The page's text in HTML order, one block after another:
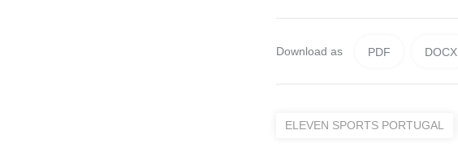
Download as PDF DOCX
ELEVEN SPORTS PORTUGAL